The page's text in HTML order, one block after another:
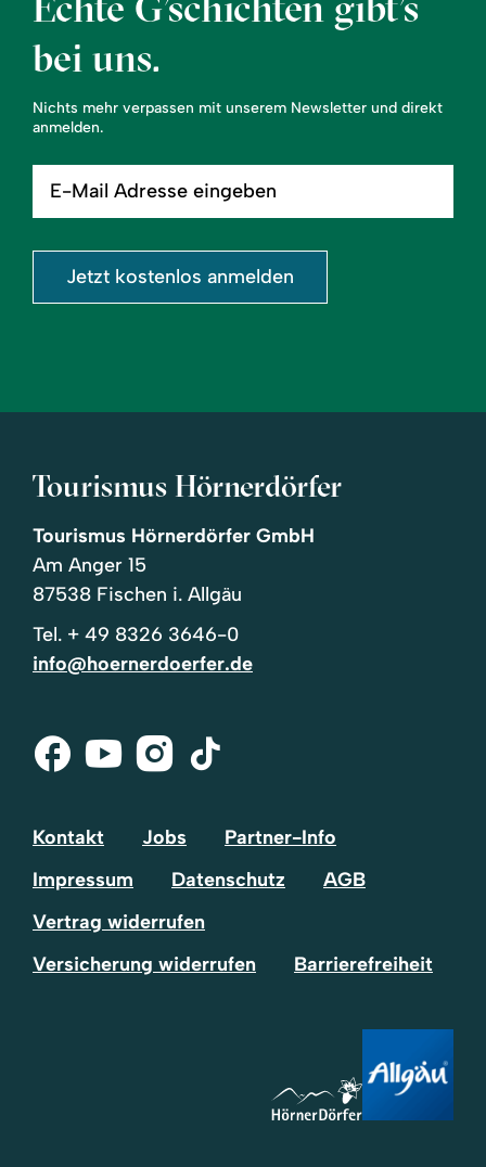
bei uns.
Nichts mehr verpassen mit unserem Newsletter und direkt
anmelden.
Mail
eingeben
Jetzt kostenlos anmelden
Tourismus Hörnerdörfer
Tourismus Hörnerdörfer GmbH
Am Anger 15
87538 Fischen i. Allgäu
Tel. + 49 8326 3646-0
info@hoernerdoerfer.de
Facebook
Youtube
Instagram
Tik-
Kontakt Jobs
Partner-Info
Impressum
Datenschutz
AGB
Vertrag widerrufen
Versicherung widerrufen
Barrierefreiheit